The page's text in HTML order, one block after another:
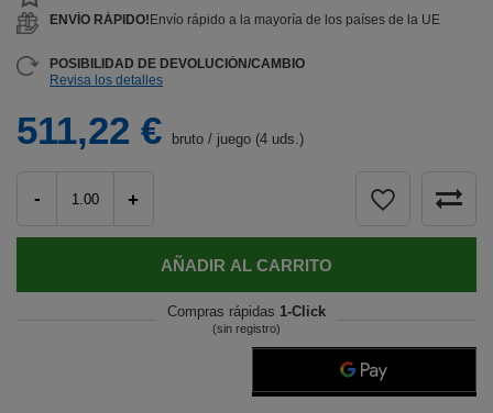
511,22 € bruto / juego (4 uds.)
- +
AÑADIR AL CARRITO
Compras rápidas 1-Click
(sin registro)
ENVÍO RÁPIDO! Envío rápido a la mayoría de los países de la UE
POSIBILIDAD DE DEVOLUCIÓN/CAMBIO
Revisa los detalles